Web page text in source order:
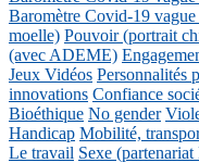
Baromètre Covid-19 vague
moelle) Pouvoir (portrait
(avec ADEME)
Jeux Vidéos Personnalités
innovations Confiance
Bioéthique No gender
Handicap Mobilité,
Le travail Sexe